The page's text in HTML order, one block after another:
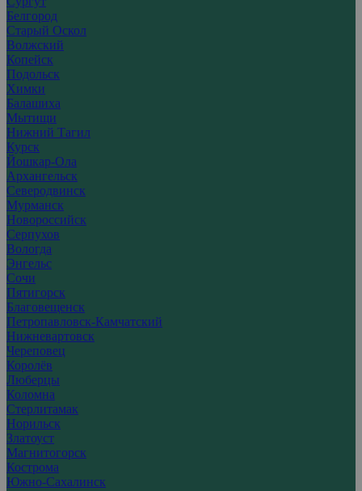
Белгород
Старый Оскол
Волжский
Копейск
Подольск
Химки
Балашиха
Мытищи
Нижний Тагил
Курск
Йошкар-Ола
Архангельск
Северодвинск
Мурманск
Новороссийск
Серпухов
Вологда
Энгельс
Сочи
Пятигорск
Благовещенск
Петропавловск-Камчатский
Нижневартовск
Череповец
Королёв
Люберцы
Коломна
Стерлитамак
Норильск
Златоуст
Магнитогорск
Кострома
Южно-Сахалинск